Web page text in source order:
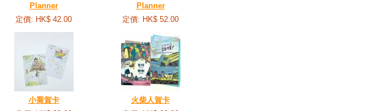
Planner
定價: HK$ 42.00
Planner
定價: HK$ 52.00
小喬賀卡
火柴人賀卡